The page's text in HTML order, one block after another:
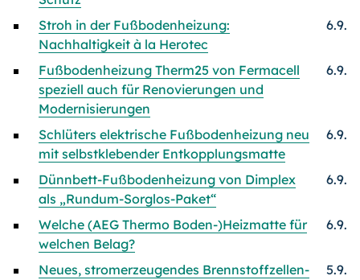
Stroh in der Fußbodenheizung:
Nachhaltigkeit à la Herotec
6.9.
Fußbodenheizung Therm25 von Fermacell
speziell auch für Renovierungen und
Modernisierungen
6.9.
Schlüters elektrische Fußbodenheizung neu
mit selbstklebender Entkopplungsmatte
6.9.
Dünnbett-Fußbodenheizung von Dimplex
als „Rundum-Sorglos-Paket“
6.9.
Welche (AEG Thermo Boden-)Heizmatte für
welchen Belag?
6.9.
Neues, stromerzeugendes Brennstoffzellen-
5.9.